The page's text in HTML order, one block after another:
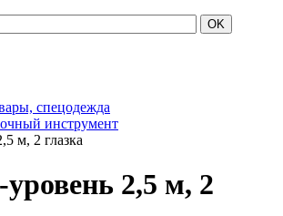
спецодежда
инструмент
м, 2 глазка
2,5 м, 2